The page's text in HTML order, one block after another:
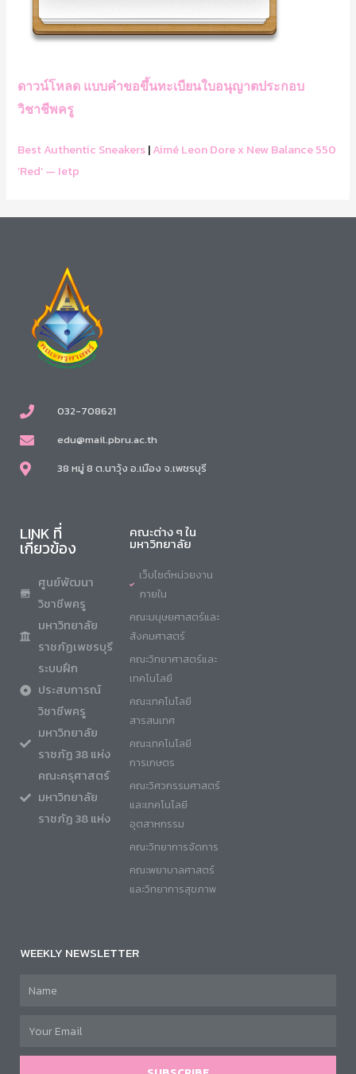
ดาวน์โหลด แบบคำขอขึ้นทะเบียนใบอนุญาตประกอบ
วิชาชีพครู
Best Authentic Sneakers|Aimé Leon Dore x New Balance 550
‘Red’ — Ietp
032-708621
edu@mail.pbru.ac.th
38 หมู่ 8 ต.นาวุ้ง อ.เมือง จ.เพชรบุรี
LINK ที่
เกี่ยวข้อง
ศูนย์พัฒนา
วิชาชีพครู
มหาวิทยาลัย
ราชภัฏเพชรบุรี
ระบบฝึก
ประสบการณ์
วิชาชีพครู
มหาวิทยาลัย
ราชภัฏ 38 แห่ง
คณะครุศาสตร์
มหาวิทยาลัย
ราชภัฏ 38 แห่ง
คณะต่าง ๆ ใน
มหาวิทยาลัย
เว็บไซต์หน่วยงาน
ภายใน
คณะมนุษยศาสตร์และ
สังคมศาสตร์
คณะวิทยาศาสตร์และ
เทคโนโลยี
คณะเทคโนโลยี
สารสนเทศ
คณะเทคโนโลยี
การเกษตร
คณะวิศวกรรมศาสตร์
และเทคโนโลยี
อุตสาหกรรม
คณะวิทยาการจัดการ
คณะพยาบาลศาสตร์
และวิทยาการสุขภาพ
WEEKLY NEWSLETTER